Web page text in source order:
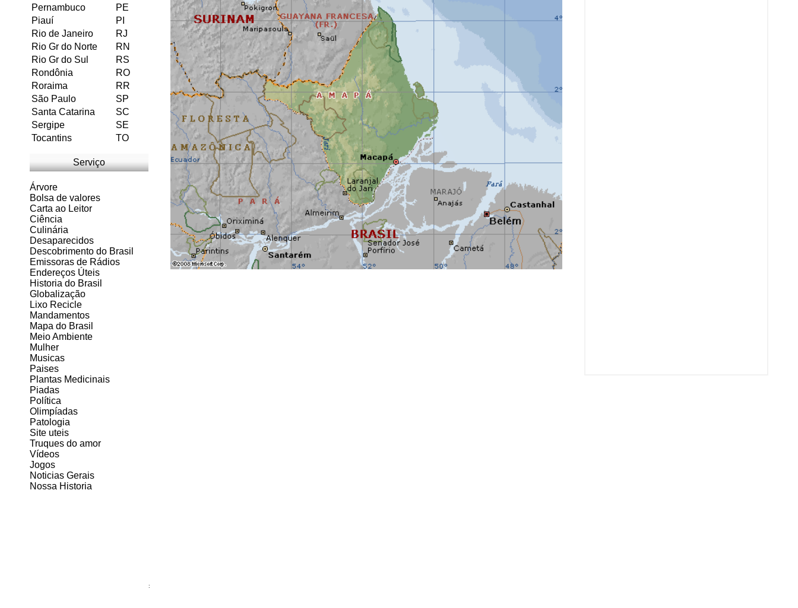
Pernambuco
PE
Piauí
PI
Rio de Janeiro
RJ
Rio Gr do Norte
RN
Rio Gr do Sul
RS
Rondônia
RO
Roraima
RR
São Paulo
SP
Santa Catarina
SC
Sergipe
SE
Tocantins
TO
Serviço
Árvore
Bolsa de valores
Carta ao Leitor
Ciência
Culinária
Desaparecidos
Descobrimento do Brasil
Emissoras de Rádios
Endereços Úteis
Historia do Brasil
Globalização
Lixo Recicle
Mandamentos
Mapa do Brasil
Meio Ambiente
Mulher
Musicas
Paises
Plantas Medicinais
Piadas
Política
Olimpíadas
Patologia
Site uteis
Truques do amor
Vídeos
Jogos
Noticias Gerais
Nossa Historia
: